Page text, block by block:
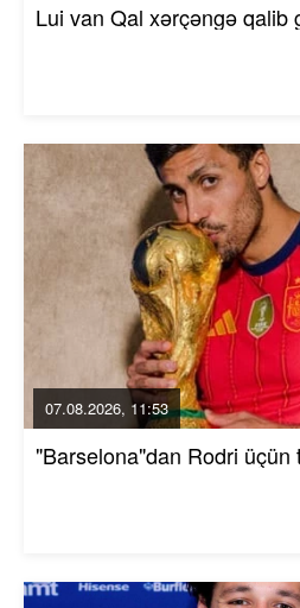
Lui van Qal xərçəngə qalib
07.08.2026, 11:53
"Barselona"dan Rodri üçün